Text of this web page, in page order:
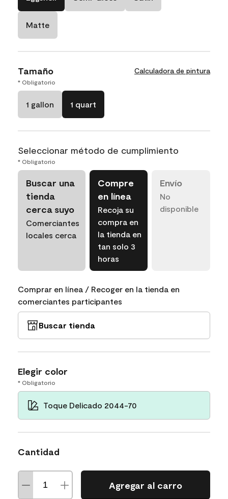
Matte
Tamaño Calculadora de pintura
* Obligatorio
1 gallon 1 quart
Seleccionar método de cumplimiento
* Obligatorio
Buscar una
tienda
cerca suyo
Comerciantes
locales cerca
Compre
en línea
Recoja su
compra en
la tienda en
tan solo 3
horas
Envío
No
disponible
Comprar en línea / Recoger en la tienda en
comerciantes participantes
Buscar tienda
Elegir color
* Obligatorio
Toque Delicado 2044-70
Cantidad
Agregar al carro